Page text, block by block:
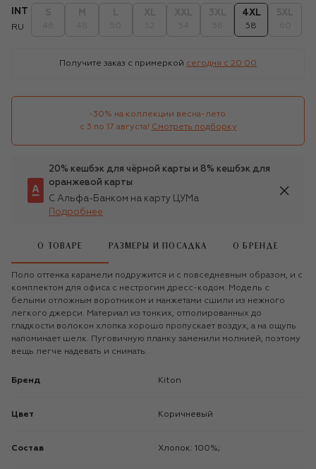
INT
RU
4XL
58
Получите заказ с примеркой сегодня c 20:00
-30% на коллекции весна-лето
с 3 по 17 августа! Смотреть подборку
20% кешбэк для чёрной карты и 8% кешбэк для
оранжевой карты
С Альфа-Банком на карту ЦУМа
Подробнее
О ТОВАРЕ РАЗМЕРЫ И ПОСАДКА О БРЕНДЕ
Поло оттенка карамели подружится и с повседневным образом, и с
комплектом для офиса с нестрогим дресс-кодом. Модель с
белыми отложным воротником и манжетами сшили из нежного
легкого джерси. Материал из тонких, отполированных до
гладкости волокон хлопка хорошо пропускает воздух, а на ощупь
напоминает шелк. Пуговичную планку заменили молнией, поэтому
вещь легче надевать и снимать.
Бренд Kiton
Цвет Коричневый
Состав Хлопок: 100%;